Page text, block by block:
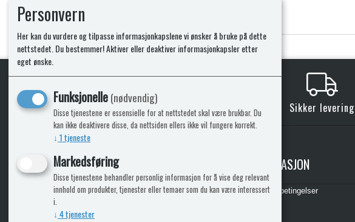
KLikk & hent Sikker levering
ICARAVANGRUPPEN
Trumadeler.no
Fritidsvarehuset.no
INFORMASJON
Leveringsbetingelser
Personvern
Her kan du vurdere og tilpasse informasjonkapslene vi ønsker å bruke på dette
nettstedet. Du bestemmer! Aktiver eller deaktiver informasjonkapsler etter
eget ønske.
Funksjonelle(nødvendig)
Disse tjenestene er essensielle for at nettstedet skal være brukbar. Du
kan ikke deaktivere disse, da nettsiden ellers ikke vil fungere korrekt.
↓ 1tjeneste
Markedsføring
Disse tjenestene behandler personlig informasjon for å vise deg relevant
innhold om produkter, tjenester eller temaer som du kan være interessert
i.
↓ 4tjenester